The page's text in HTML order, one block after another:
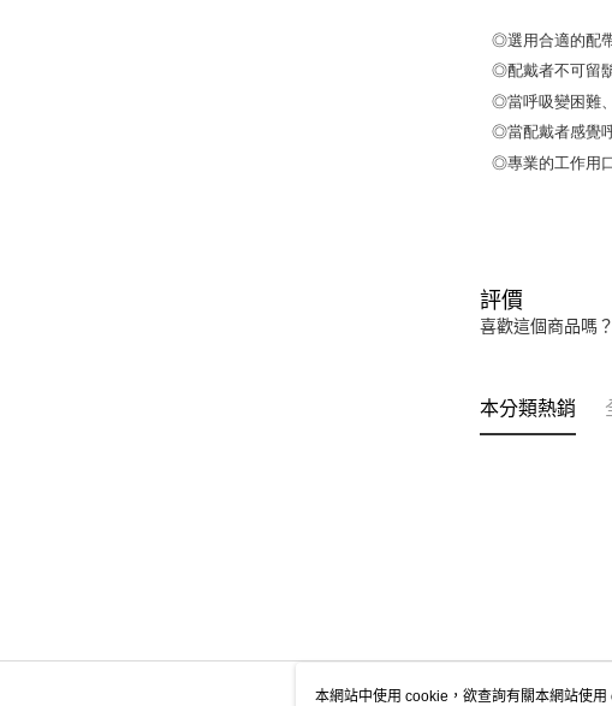
◎選用合適的配
◎配戴者不可留
◎當呼吸變困難
◎當配戴者感覺
◎專業的工作用
評價
喜歡這個商品嗎
本分類熱銷
本網站中使用 cookie，欲查詢有關本網站使